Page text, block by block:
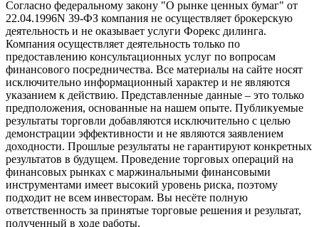
Согласно федеральному закону "О рынке ценных бумаг" от
22.04.1996N 39-ФЗ компания не осуществляет брокерскую
деятельность и не оказывает услуги Форекс дилинга.
Компания осуществляет деятельность только по
предоставлению консультационных услуг по вопросам
финансового посредничества. Все материалы на сайте носят
исключительно информационный характер и не являются
указанием к действию. Представленные данные – это только
предположения, основанные на нашем опыте. Публикуемые
результаты торговли добавляются исключительно с целью
демонстрации эффективности и не являются заявлением
доходности. Прошлые результаты не гарантируют конкретных
результатов в будущем. Проведение торговых операций на
финансовых рынках с маржинальными финансовыми
инструментами имеет высокий уровень риска, поэтому
подходит не всем инвесторам. Вы несёте полную
ответственность за принятые торговые решения и результат,
полученный в ходе работы.